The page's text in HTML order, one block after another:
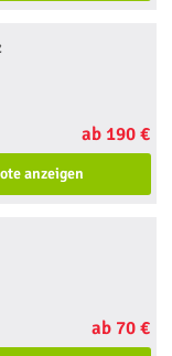
ab 190 €
anzeigen
ab 70 €